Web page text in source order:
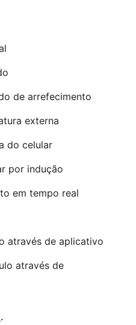
de arrefecimento
externa
do celular
por indução
em tempo real
através de aplicativo
através de
.